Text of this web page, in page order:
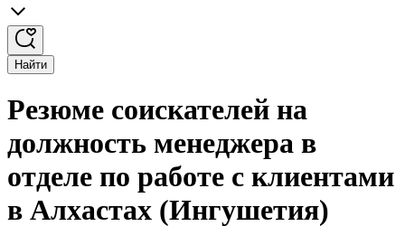
Найти
Резюме соискателей на
должность менеджера в
отделе по работе с клиентами
в Алхастах (Ингушетия)